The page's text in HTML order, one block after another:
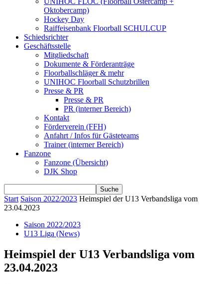
Oktobercamp)
Hockey Day
Raiffeisenbank Floorball SCHULCUP
Schiedsrichter
Geschäftsstelle
Mitgliedschaft
Dokumente & Förderanträge
Floorballschläger & mehr
UNIHOC Floorball Schutzbrillen
Presse & PR
Presse & PR
PR (interner Bereich)
Kontakt
Förderverein (FFH)
Anfahrt / Infos für Gästeteams
Trainer (interner Bereich)
Fanzone
Fanzone (Übersicht)
DJK Shop
Start Saison 2022/2023 Heimspiel der U13 Verbandsliga vom
23.04.2023
Saison 2022/2023
U13 Liga (News)
Heimspiel der U13 Verbandsliga vom
23.04.2023